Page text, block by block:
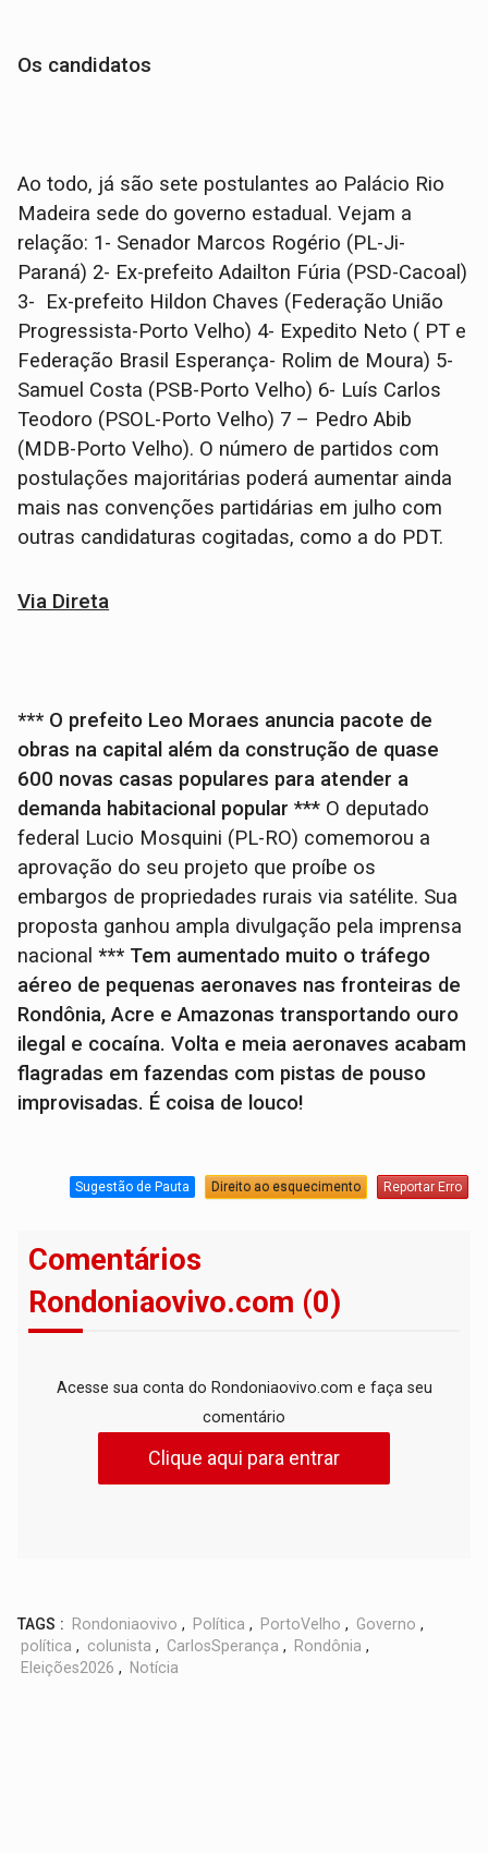
Os candidatos
Ao todo, já são sete postulantes ao Palácio Rio
Madeira sede do governo estadual. Vejam a
relação: 1- Senador Marcos Rogério (PL-Ji-
Paraná) 2- Ex-prefeito Adailton Fúria (PSD-Cacoal)
3- Ex-prefeito Hildon Chaves (Federação União
Progressista-Porto Velho) 4- Expedito Neto ( PT e
Federação Brasil Esperança- Rolim de Moura) 5-
Samuel Costa (PSB-Porto Velho) 6- Luís Carlos
Teodoro (PSOL-Porto Velho) 7 – Pedro Abib
(MDB-Porto Velho). O número de partidos com
postulações majoritárias poderá aumentar ainda
mais nas convenções partidárias em julho com
outras candidaturas cogitadas, como a do PDT.
Via Direta
*** O prefeito Leo Moraes anuncia pacote de
obras na capital além da construção de quase
600 novas casas populares para atender a
demanda habitacional popular*** O deputado
federal Lucio Mosquini (PL-RO) comemorou a
aprovação do seu projeto que proíbe os
embargos de propriedades rurais via satélite. Sua
proposta ganhou ampla divulgação pela imprensa
nacional*** Tem aumentado muito o tráfego
aéreo de pequenas aeronaves nas fronteiras de
Rondônia, Acre e Amazonas transportando ouro
ilegal e cocaína. Volta e meia aeronaves acabam
flagradas em fazendas com pistas de pouso
improvisadas. É coisa de louco!
Sugestão de Pauta Direito ao esquecimento Reportar Erro
Comentários
Rondoniaovivo.com (0)
Acesse sua conta do Rondoniaovivo.com e faça seu
comentário
Clique aqui para entrar
TAGS : Rondoniaovivo , Política , PortoVelho , Governo ,
política , colunista , CarlosSperança , Rondônia ,
Eleições2026 , Notícia